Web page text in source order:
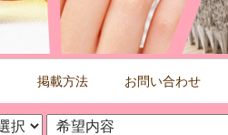
掲載方法 お問い合わせ